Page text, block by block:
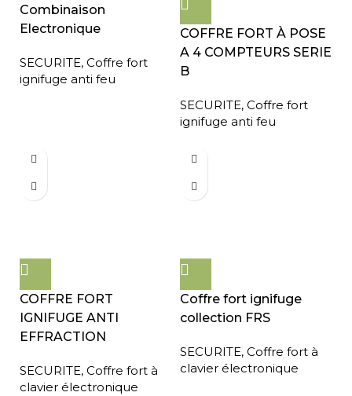
Combinaison
Electronique
SECURITE, Coffre fort
ignifuge anti feu
COFFRE FORT À POSE
A 4 COMPTEURS SERIE
B
SECURITE, Coffre fort
ignifuge anti feu
COFFRE FORT
IGNIFUGE ANTI
EFFRACTION
SECURITE, Coffre fort à
clavier électronique
Coffre fort ignifuge
collection FRS
SECURITE, Coffre fort à
clavier électronique